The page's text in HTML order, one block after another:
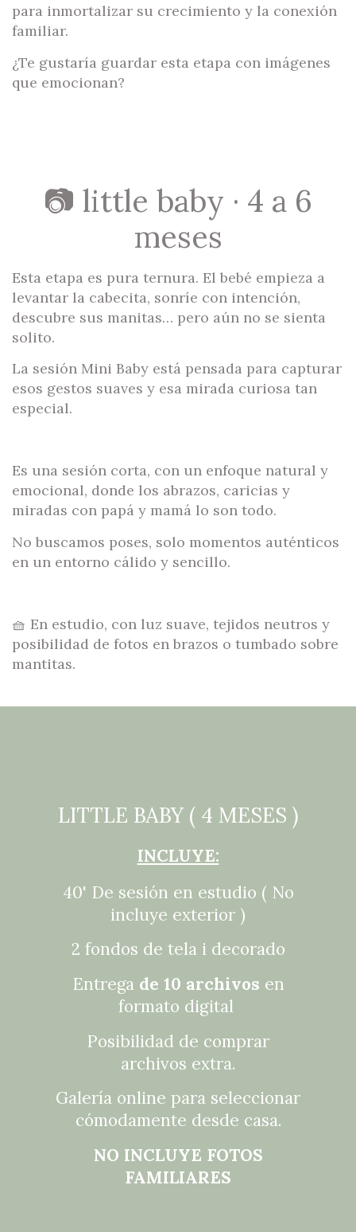
para inmortalizar su crecimiento y la conexión
familiar.
¿Te gustaría guardar esta etapa con imágenes
que emocionan?
📷 little baby · 4 a 6
meses
Esta etapa es pura ternura. El bebé empieza a
levantar la cabecita, sonríe con intención,
descubre sus manitas… pero aún no se sienta
solito.
La sesión Mini Baby está pensada para capturar
esos gestos suaves y esa mirada curiosa tan
especial.
Es una sesión corta, con un enfoque natural y
emocional, donde los abrazos, caricias y
miradas con papá y mamá lo son todo.
No buscamos poses, solo momentos auténticos
en un entorno cálido y sencillo.
🧺 En estudio, con luz suave, tejidos neutros y
posibilidad de fotos en brazos o tumbado sobre
mantitas.
LITTLE BABY ( 4 MESES )
INCLUYE:
40' De sesión en estudio ( No
incluye exterior )
2 fondos de tela i decorado
Entrega de 10 archivos en
formato digital
Posibilidad de comprar
archivos extra.
Galería online para seleccionar
cómodamente desde casa.
NO INCLUYE FOTOS
FAMILIARES